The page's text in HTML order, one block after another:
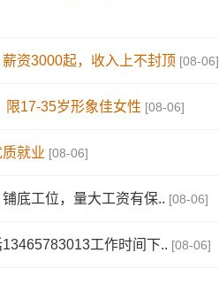
资3000起，收入上不封顶 [08-06]
限17-35岁形象佳女性 [08-06]
就业 [08-06]
底工位，量大工资有保.. [08-06]
工作时间下.. [08-06]